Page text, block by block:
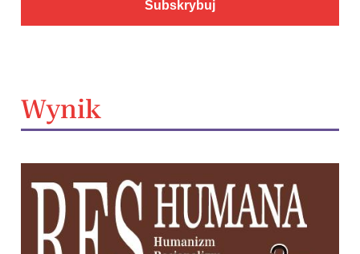
Subskrybuj
Wynik